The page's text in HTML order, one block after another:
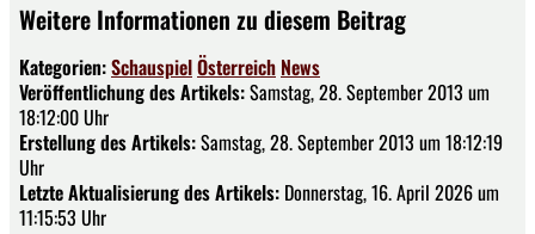
Weitere Informationen zu diesem Beitrag
Kategorien:SchauspielÖsterreich News
Veröffentlichung des Artikels:Samstag, 28. September 2013 um
18:12:00 Uhr
Erstellung des Artikels:Samstag, 28. September 2013 um 18:12:19
Uhr
Letzte Aktualisierung des Artikels: Donnerstag, 16. April 2026 um
11:15:53 Uhr